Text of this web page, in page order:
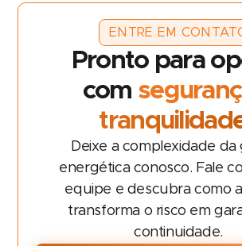
ENTRE EM
Pronto para
com
Deixe a complexidade da
energética conosco. Fale
equipe e descubra como
transforma o risco em
continuidade.